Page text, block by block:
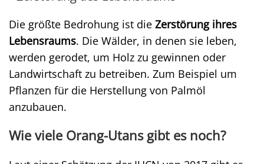
Die größte Bedrohung ist die Zerstörung ihres
Lebensraums. Die Wälder, in denen sie leben,
werden gerodet, um Holz zu gewinnen oder
Landwirtschaft zu betreiben. Zum Beispiel um
Pflanzen für die Herstellung von Palmöl
anzubauen.
Wie viele Orang-Utans gibt es noch?